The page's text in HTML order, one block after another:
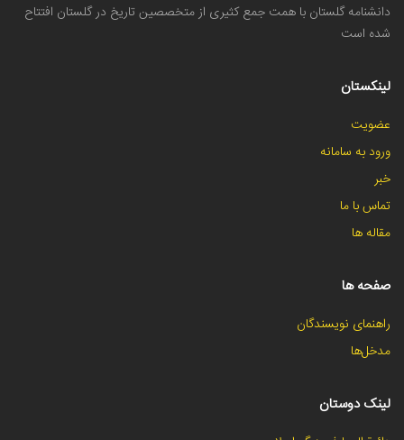
دانشنامه گلستان با همت جمع کثیری از متخصصین تاریخ در گلستان افتتاح
شده است
لینکستان
عضویت
ورود به سامانه
خبر
تماس با ما
مقاله ها
صفحه ها
راهنمای نویسندگان
مدخل‌ها
لینک دوستان